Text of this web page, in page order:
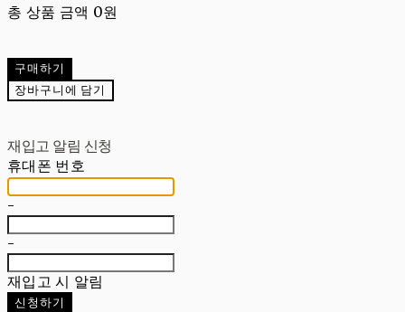
총 상품 금액 0원
구매하기
장바구니에 담기
재입고 알림 신청
휴대폰 번호
-
-
재입고 시 알림
신청하기